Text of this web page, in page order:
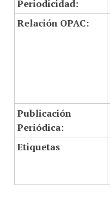
Periodicidad:
Relación OPAC:
Publicación
Periódica:
Etiquetas